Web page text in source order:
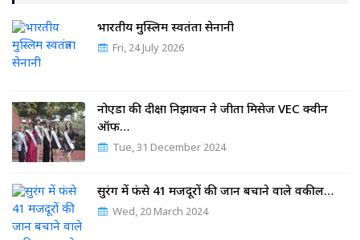
भारतीय मुस्लिम स्वतंत्रता सेनानी
Fri, 24 July 2026
नोएडा की दीक्षा निझावन ने जीता मिसेज VEC क्वीन
ऑफ…
Tue, 31 December 2024
सुरंग में फंसे 41 मजदूरों की जान बचाने वाले वकील…
Wed, 20 March 2024